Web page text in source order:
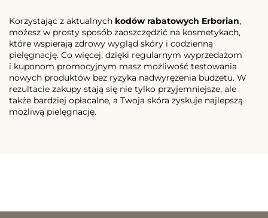
Korzystając z aktualnych kodów rabatowych Erborian,
możesz w prosty sposób zaoszczędzić na kosmetykach,
które wspierają zdrowy wygląd skóry i codzienną
pielęgnację. Co więcej, dzięki regularnym wyprzedażom
i kuponom promocyjnym masz możliwość testowania
nowych produktów bez ryzyka nadwyrężenia budżetu. W
rezultacie zakupy stają się nie tylko przyjemniejsze, ale
także bardziej opłacalne, a Twoja skóra zyskuje najlepszą
możliwą pielęgnację.